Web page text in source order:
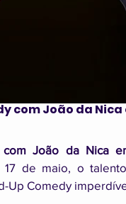
com João da
com João da Nica
17 de maio, o
Up Comedy